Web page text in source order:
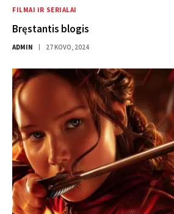
FILMAI IR SERIALAI
Bręstantis blogis
ADMIN 27 KOVO, 2024